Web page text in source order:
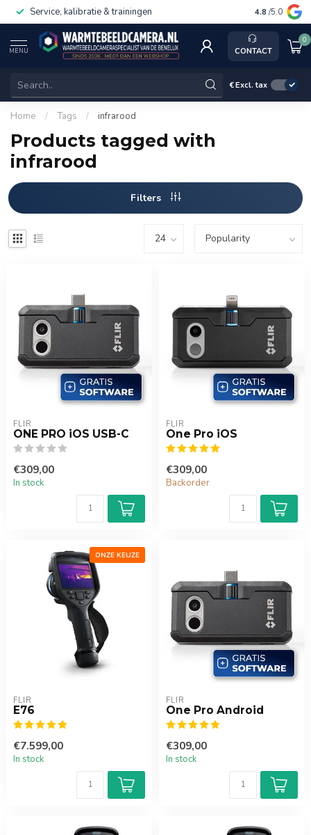
Service, kalibratie & trainingen 4.8 /5.0
MENU CONTACT
0
€Excl. tax
Home / Tags / infrarood
Products tagged with
infrarood
Filters
FLIR
ONE PRO iOS USB-C
€309,00
In stock
FLIR
One Pro iOS
€309,00
Backorder
ONZE KEUZE
FLIR
E76
€7.599,00
In stock
FLIR
One Pro Android
€309,00
In stock